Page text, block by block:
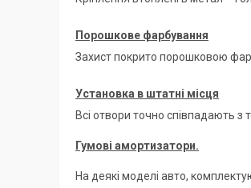
Порошкове фарбування
Захист покрито порошковою
Установка в штатні місця
Всі отвори точно співпадають з
Гумові амортизатори.
На деякі моделі авто,